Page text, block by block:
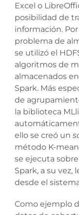
Excel o
posibilidad de
información.
problema de
se utilizó el
algoritmos de
almacenados
Spark. Más
de
la biblioteca
ello se creó un
método K-
se ejecuta
Spark, a su vez,
desde el
Como ejemplo